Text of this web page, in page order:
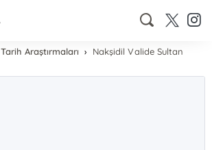
Tarih Araştırmaları Nakşidil Valide Sultan